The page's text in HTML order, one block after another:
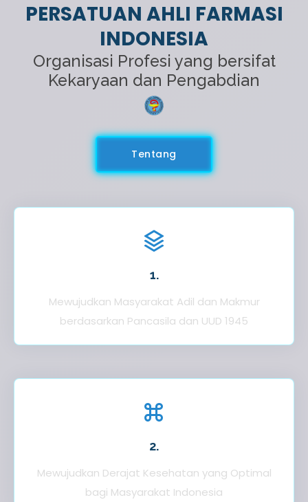
PERSATUAN AHLI FARMASI
INDONESIA
Organisasi Profesi yang bersifat
Kekaryaan dan Pengabdian
Tentang
1.
Mewujudkan Masyarakat Adil dan Makmur
berdasarkan Pancasila dan UUD 1945
2.
Mewujudkan Derajat Kesehatan yang Optimal
bagi Masyarakat Indonesia